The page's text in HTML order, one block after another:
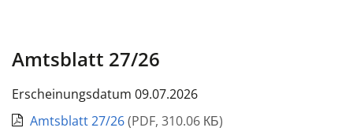
Amtsblatt 27/26
Erscheinungsdatum 09.07.2026
Amtsblatt 27/26(PDF, 310.06 КБ)